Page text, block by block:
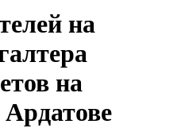
на
на